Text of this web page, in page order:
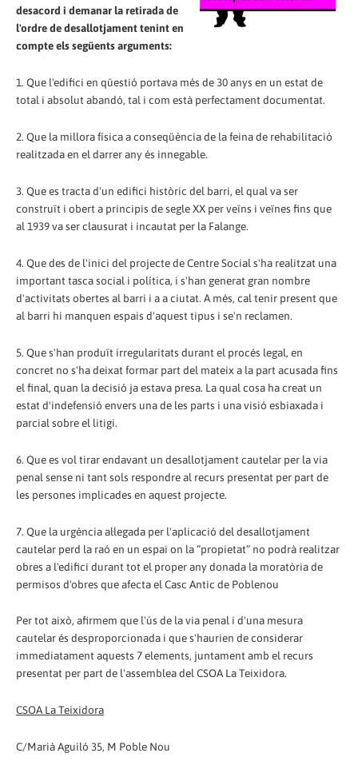
desacord i demanar la retirada de
l'ordre de desallotjament tenint en
compte els següents arguments:
1. Que l'edifici en qüestió portava més de 30 anys en un estat de
total i absolut abandó, tal i com està perfectament documentat.
2. Que la millora física a conseqüència de la feina de rehabilitació
realitzada en el darrer any és innegable.
3. Que es tracta d'un edifici històric del barri, el qual va ser
construït i obert a principis de segle XX per veïns i veïnes fins que
al 1939 va ser clausurat i incautat per la Falange.
4. Que des de l'inici del projecte de Centre Social s'ha realitzat una
important tasca social i política, i s'han generat gran nombre
d'activitats obertes al barri i a a ciutat. A més, cal tenir present que
al barri hi manquen espais d'aquest tipus i se'n reclamen.
5. Que s'han produït irregularitats durant el procés legal, en
concret no s'ha deixat formar part del mateix a la part acusada fins
el final, quan la decisió ja estava presa. La qual cosa ha creat un
estat d'indefensió envers una de les parts i una visió esbiaxada i
parcial sobre el litigi.
6. Que es vol tirar endavant un desallotjament cautelar per la via
penal sense ni tant sols respondre al recurs presentat per part de
les persones implicades en aquest projecte.
7. Que la urgència al·legada per l'aplicació del desallotjament
cautelar perd la raó en un espai on la “propietat” no podrà realitzar
obres a l'edifici durant tot el proper any donada la moratòria de
permisos d'obres que afecta el Casc Antic de Poblenou
Per tot això, afirmem que l'ús de la via penal i d'una mesura
cautelar és desproporcionada i que s'haurien de considerar
immediatament aquests 7 elements, juntament amb el recurs
presentat per part de l'assemblea del CSOA La Teixidora.
CSOA La Teixidora
C/Marià Aguiló 35, M Poble Nou